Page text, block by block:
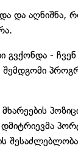
და აღნიშნა,
გვქონდა -
შემდგომი